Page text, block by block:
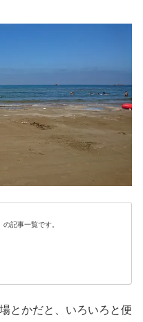
の記事一覧です。
とかだと、いろいろと便